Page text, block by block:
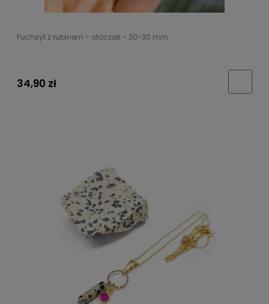
Fuchsyt z rubinem - otoczak - 20-30 mm
34,90 zł